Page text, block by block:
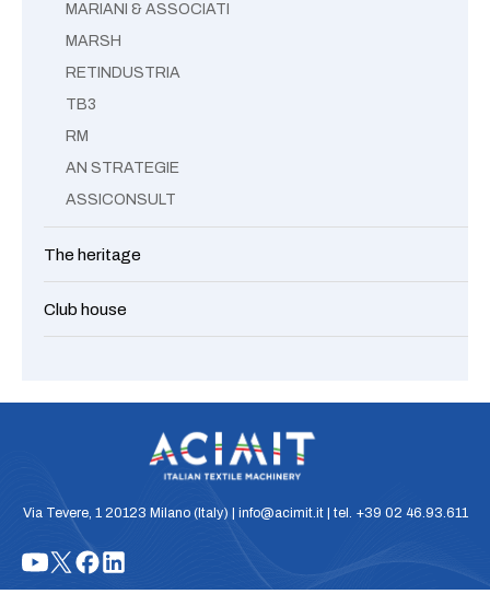
MARIANI & ASSOCIATI
MARSH
RETINDUSTRIA
TB3
RM
AN STRATEGIE
ASSICONSULT
The heritage
Club house
Via Tevere, 1 20123 Milano (Italy) | info@acimit.it | tel. +39 02 46.93.611